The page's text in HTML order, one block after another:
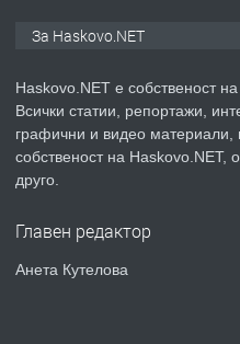
ПРЕДЛАГА
За Haskovo.NET
Haskovo.NET е
Всички статии, репортажи,
графични и видео материали,
собственост на Haskovo.NET,
друго.
Главен редактор
Анета Кутелова